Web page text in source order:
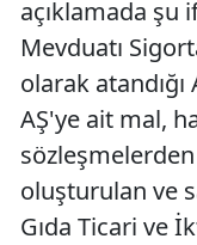
açıklamada şu
Mevduatı
olarak atandığı
AŞ'ye ait mal,
oluşturulan ve
Gıda Ticari ve